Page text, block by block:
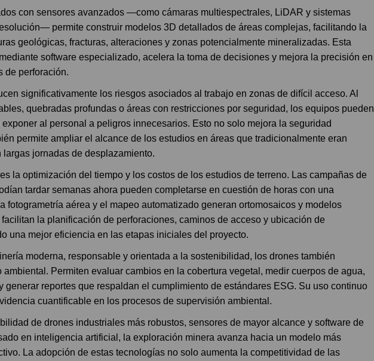
con sensores avanzados —como cámaras multiespectrales, LiDAR y sistemas
permite construir modelos 3D detallados de áreas complejas, facilitando la
geológicas, fracturas, alteraciones y zonas potencialmente mineralizadas. Esta
software especializado, acelera la toma de decisiones y mejora la precisión en
de perforación.
significativamente los riesgos asociados al trabajo en zonas de difícil acceso. Al
quebradas profundas o áreas con restricciones por seguridad, los equipos pueden
al personal a peligros innecesarios. Esto no solo mejora la seguridad
permite ampliar el alcance de los estudios en áreas que tradicionalmente eran
jornadas de desplazamiento.
la optimización del tiempo y los costos de los estudios de terreno. Las campañas de
tardar semanas ahora pueden completarse en cuestión de horas con una
fotogrametría aérea y el mapeo automatizado generan ortomosaicos y modelos
la planificación de perforaciones, caminos de acceso y ubicación de
una mejor eficiencia en las etapas iniciales del proyecto.
moderna, responsable y orientada a la sostenibilidad, los drones también
Permiten evaluar cambios en la cobertura vegetal, medir cuerpos de agua,
generar reportes que respaldan el cumplimiento de estándares ESG. Su uso continuo
cuantificable en los procesos de supervisión ambiental.
de drones industriales más robustos, sensores de mayor alcance y software de
en inteligencia artificial, la exploración minera avanza hacia un modelo más
La adopción de estas tecnologías no solo aumenta la competitividad de las